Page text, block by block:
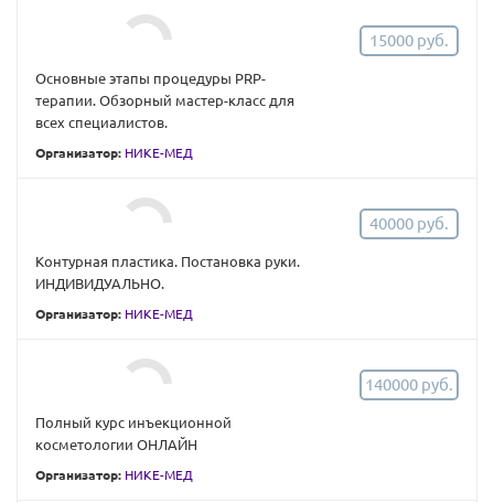
Основные этапы процедуры PRP-
терапии. Обзорный мастер-класс для
всех специалистов.
Организатор: НИКЕ-МЕД
15000 руб.
Контурная пластика. Постановка руки.
ИНДИВИДУАЛЬНО.
Организатор: НИКЕ-МЕД
40000 руб.
Полный курс инъекционной
косметологии ОНЛАЙН
Организатор: НИКЕ-МЕД
140000 руб.